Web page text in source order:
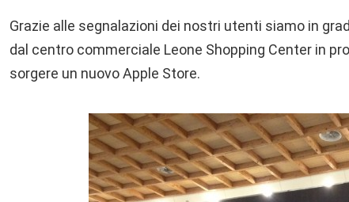
Grazie alle segnalazioni dei nostri utenti siamo in
dal centro commerciale Leone Shopping Center in
sorgere un nuovo Apple Store.